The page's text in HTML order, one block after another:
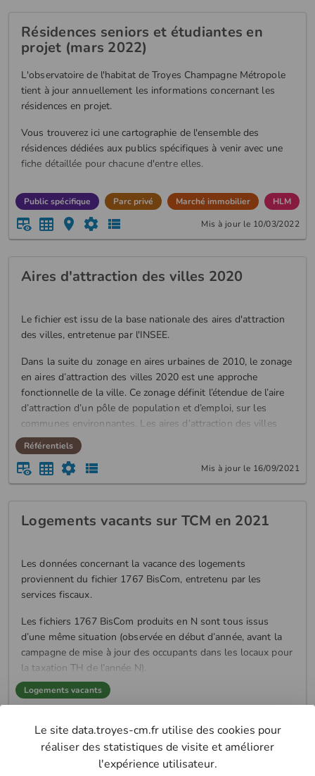
transformation d’un sol naturel, agricole ou forestier, par des
opérations d’aménagement pouvant entraîn...
Résidences seniors et étudiantes en
projet (mars 2022)
L'observatoire de l'habitat de Troyes Champagne Métropole
tient à jour annuellement les informations concernant les
résidences en projet.
Vous trouverez ici une cartographie de l'ensemble des
résidences dédiées aux publics spécifiques à venir avec une
fiche détaillée pour chacune d'entre elles.
Public spécifique Parc privé Marché immobilier
HLM
Mis à jour le 10/03/2022
Aires d'attraction des villes 2020
Le fichier est issu de la base nationale des aires d'attraction
des villes, entretenue par l'INSEE.
Dans la suite du zonage en aires urbaines de 2010, le zonage
en aires d’attraction des villes 2020 est une approche
fonctionnelle de la ville. Ce zonage définit l’étendue de l’aire
d’attraction d’un pôle de population et d’emploi, sur les
communes environnantes. Les aires d’attraction des villes
sont des entités économiques cohérentes : une politique
publique ciblée sur un pôle pourra avoir des conséquences
sur l’ensemble de son aire d’attraction. Le zonage en aires
d’attraction des villes est é...
Référentiels
Mis à jour le 16/09/2021
Logements vacants sur TCM en 2021
Les données concernant la vacance des logements
proviennent du fichier 1767 BisCom, entretenu par les
services fiscaux.
Les fichiers 1767 BisCom produits en N sont tous issus
d’une même situation (observée en début d’année, avant la
campagne de mise à jour des occupants dans les locaux pour
la taxation TH de l’année N).
Logements vacants
toutes les données
Le site data.troyes-cm.fr utilise des cookies pour
réaliser des statistiques de visite et améliorer
l'expérience utilisateur.